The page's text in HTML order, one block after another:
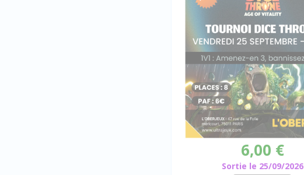
6,00 €
Sortie le 25/09/2026